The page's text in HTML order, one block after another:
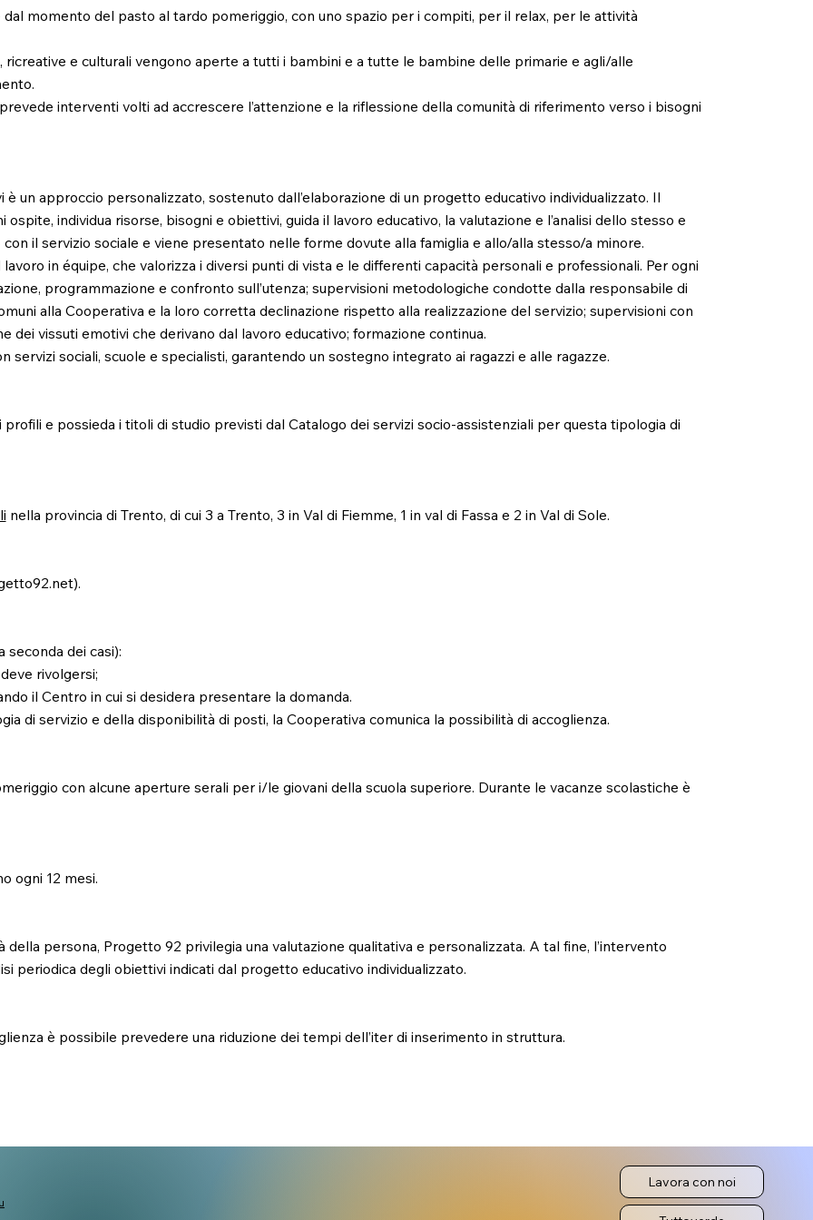
momento del pasto al tardo pomeriggio, con uno spazio per i compiti, per il relax, per le attività
e culturali vengono aperte a tutti i bambini e a tutte le bambine delle primarie e agli/alle
interventi volti ad accrescere l’attenzione e la riflessione della comunità di riferimento verso i bisogni
un approccio personalizzato, sostenuto dall’elaborazione di un progetto educativo individualizzato. Il
individua risorse, bisogni e obiettivi, guida il lavoro educativo, la valutazione e l’analisi dello stesso e
il servizio sociale e viene presentato nelle forme dovute alla famiglia e allo/alla stesso/a minore.
in équipe, che valorizza i diversi punti di vista e le differenti capacità personali e professionali. Per ogni
programmazione e confronto sull’utenza; supervisioni metodologiche condotte dalla responsabile di
alla Cooperativa e la loro corretta declinazione rispetto alla realizzazione del servizio; supervisioni con
vissuti emotivi che derivano dal lavoro educativo; formazione continua.
sociali, scuole e specialisti, garantendo un sostegno integrato ai ragazzi e alle ragazze.
e possieda i titoli di studio previsti dal Catalogo dei servizi socio-assistenziali per questa tipologia di
nella provincia di Trento, di cui 3 a Trento, 3 in Val di Fiemme, 1 in val di Fassa e 2 in Val di Sole.
).
seconda dei casi):
rivolgersi;
il Centro in cui si desidera presentare la domanda.
di servizio e della disponibilità di posti, la Cooperativa comunica la possibilità di accoglienza.
con alcune aperture serali per i/le giovani della scuola superiore. Durante le vacanze scolastiche è
ogni 12 mesi.
persona, Progetto 92 privilegia una valutazione qualitativa e personalizzata. A tal fine, l’intervento
periodica degli obiettivi indicati dal progetto educativo individualizzato.
è possibile prevedere una riduzione dei tempi dell’iter di inserimento in struttura.
Lavora con noi